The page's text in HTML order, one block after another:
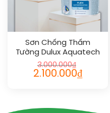
Sơn Chống Thấm
Tường Dulux Aquatech
Flex
3.000.000₫
2.100.000₫